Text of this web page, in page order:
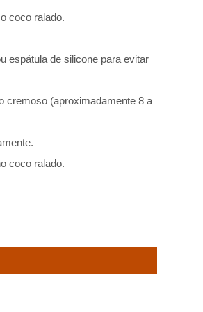
coco ralado.
espátula de silicone para evitar
cremoso (aproximadamente 8 a
coco ralado.